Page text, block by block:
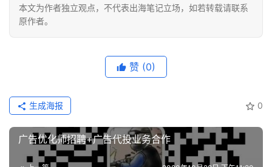
本文为作者独立观点，不代表出海笔记立场，如若转载请联系
原作者。
赞 (0)
0
生成海报
广告优化师招聘+广告代投业务合作